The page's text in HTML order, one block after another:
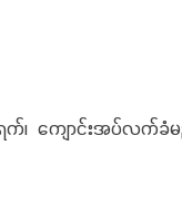
ရက်၊ ကျောင်းအပ်လက်